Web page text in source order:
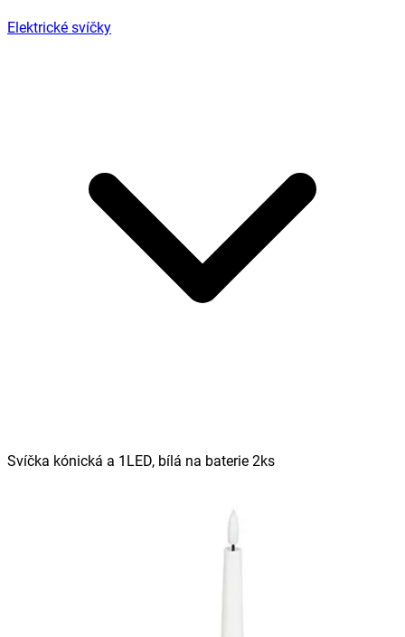
Elektrické svíčky
Svíčka kónická a 1LED, bílá na baterie 2ks